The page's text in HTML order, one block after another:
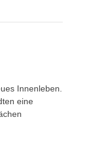
Innenleben.
eine